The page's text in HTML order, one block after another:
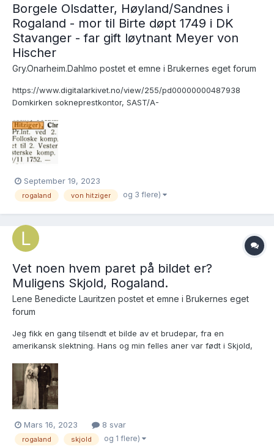
Borgele Olsdatter, Høyland/Sandnes i
Rogaland - mor til Birte døpt 1749 i DK
Stavanger - far gift løytnant Meyer von
Hischer
Gry.Onarheim.Dahlmo postet et emne i Brukernes eget forum
https://www.digitalarkivet.no/view/255/pd00000000487938
Domkirken sokneprestkontor, SAST/A-
Brukslenke for sidevisning:
https://www.digitalarkivet.no/kb20070104350192 Jeg finner ikke
mor eller datter i bygdebok...
September 19, 2023
rogaland von hitziger og 3 flere)
Vet noen hvem paret på bildet er?
Muligens Skjold, Rogaland.
Lene Benedicte Lauritzen postet et emne i Brukernes eget
forum
Jeg fikk en gang tilsendt et bilde av et brudepar, fra en
amerikansk slektning. Hans og min felles aner var født i Skjold,
er, bare at de var norske og gift i Norge. Bildet ble sin tid sendt til
Amerika. Vi har ikke kl...
Mars 16, 2023 8 svar
rogaland skjold og 1 flere)